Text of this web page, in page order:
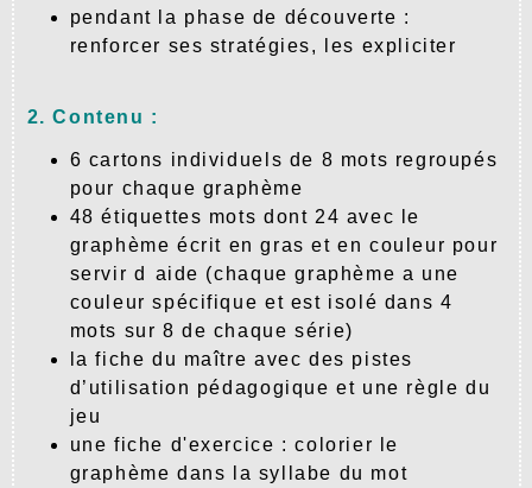
pendant la phase de découverte :
renforcer ses stratégies, les expliciter
2. Contenu :
6 cartons individuels de 8 mots regroupés
pour chaque graphème
48 étiquettes mots dont 24 avec le
graphème écrit en gras et en couleur pour
servir d aide (chaque graphème a une
couleur spécifique et est isolé dans 4
mots sur 8 de chaque série)
la fiche du maître avec des pistes
d’utilisation pédagogique et une règle du
jeu
une fiche d'exercice : colorier le
graphème dans la syllabe du mot